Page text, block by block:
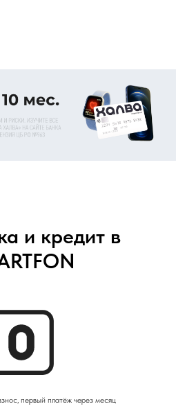
и кредит в
первый платёж через месяц